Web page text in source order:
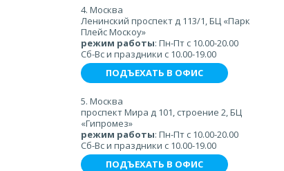
4. Москва
Ленинский проспект д 113/1, БЦ «Парк
Плейс Москоу»
режим работы: Пн-Пт с 10.00-20.00
Сб-Вс и праздники с 10.00-19.00
ПОДЪЕХАТЬ В ОФИС
5. Москва
проспект Мира д 101, строение 2, БЦ
«Гипромез»
режим работы: Пн-Пт с 10.00-20.00
Сб-Вс и праздники с 10.00-19.00
ПОДЪЕХАТЬ В ОФИС